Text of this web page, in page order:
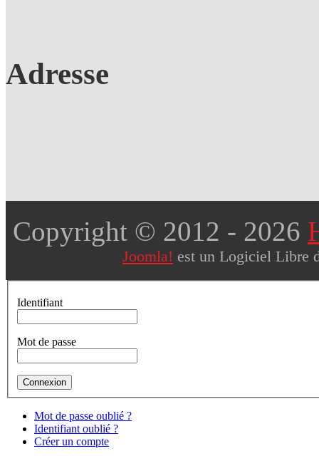
Adresse
Copyright © 2012 - 2026
Joomla! est un Logiciel Libre
Identifiant
Mot de passe
Mot de passe oublié ?
Identifiant oublié ?
Créer un compte